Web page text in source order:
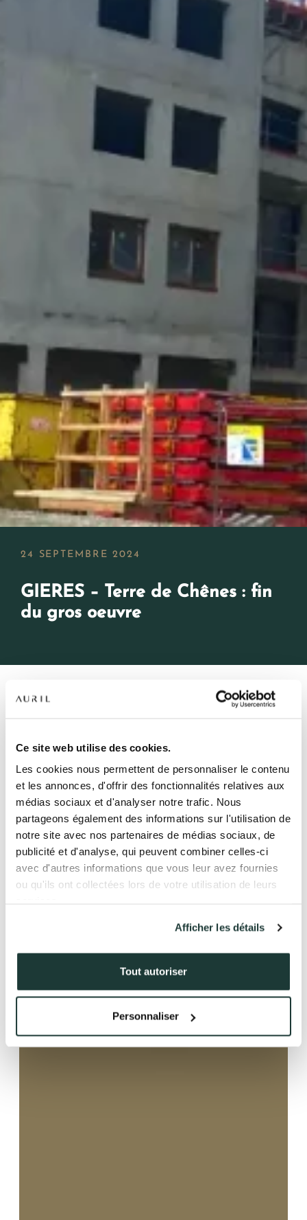
Ce site web utilise des cookies.
Les cookies nous permettent de personnaliser le contenu
et les annonces, d'offrir des fonctionnalités relatives aux
médias sociaux et d'analyser notre trafic. Nous
partageons également des informations sur l'utilisation de
notre site avec nos partenaires de médias sociaux, de
publicité et d'analyse, qui peuvent combiner celles-ci
avec d'autres informations que vous leur avez fournies
ou qu'ils ont collectées lors de votre utilisation de leurs
Afficher les détails
Tout autoriser
Personnaliser
QUI SOMMES-NOUS ?
L’EXPERTISE AURIL
NOS RÉALISATIONS
ACTUALITÉS
COMPTE CLIENT
41 av. François Mitterrand
+33(0)4.58.09.05.00
GIERES – Terre de Chênes : fin
du gros oeuvre
24 SEPTEMBRE 2024
C’est la fin du gros œuvre. La pose des menuiseries
extérieures est en cours.
La résidence TERRE DE CHÊNE
, située à quelques
pas du centre-village de Gières, abrite des arbres
centenaires.
Du T2 au T5, devenez propriétaire grâce dispositif
BRS à partir de 149 000€ (sous conditions de